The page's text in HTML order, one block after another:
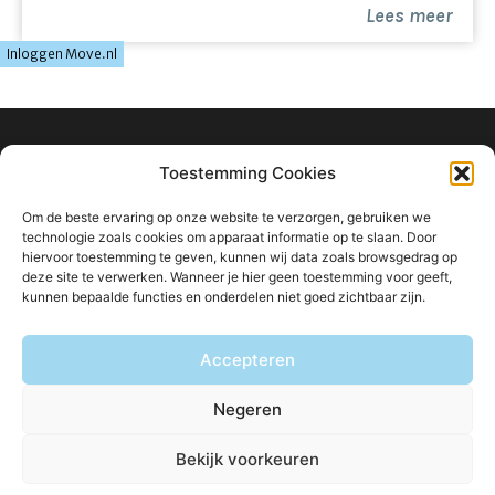
Toestemming Cookies
Om de beste ervaring op onze website te verzorgen, gebruiken we
technologie zoals cookies om apparaat informatie op te slaan. Door
hiervoor toestemming te geven, kunnen wij data zoals browsgedrag op
deze site te verwerken. Wanneer je hier geen toestemming voor geeft,
kunnen bepaalde functies en onderdelen niet goed zichtbaar zijn.
Accepteren
Negeren
Bekijk voorkeuren
Lees meer
040 222 0000
Boutenslaan 8
5615 CW Eindhoven
Blijf op de hoogte van ons aanbod:
Inloggen Move.nl